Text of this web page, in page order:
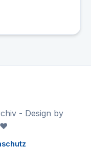
- Design by
❤️